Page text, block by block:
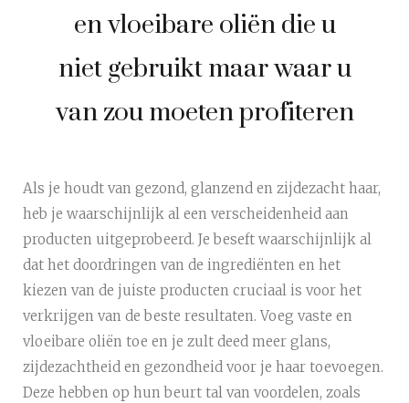
en vloeibare oliën die u
niet gebruikt maar waar u
van zou moeten profiteren
Als je houdt van gezond, glanzend en zijdezacht haar,
heb je waarschijnlijk al een verscheidenheid aan
producten uitgeprobeerd. Je beseft waarschijnlijk al
dat het doordringen van de ingrediënten en het
kiezen van de juiste producten cruciaal is voor het
verkrijgen van de beste resultaten. Voeg vaste en
vloeibare oliën toe en je zult deed meer glans,
zijdezachtheid en gezondheid voor je haar toevoegen.
Deze hebben op hun beurt tal van voordelen, zoals